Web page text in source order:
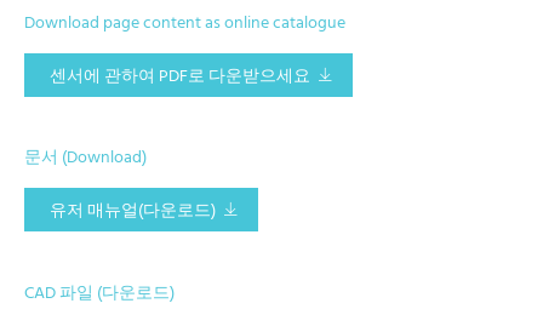
Download page content as online catalogue
센서에 관하여 PDF로 다운받으세요
문서 (Download)
유저 매뉴얼(다운로드)
CAD 파일 (다운로드)